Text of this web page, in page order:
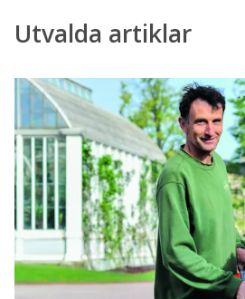
Utvalda artiklar